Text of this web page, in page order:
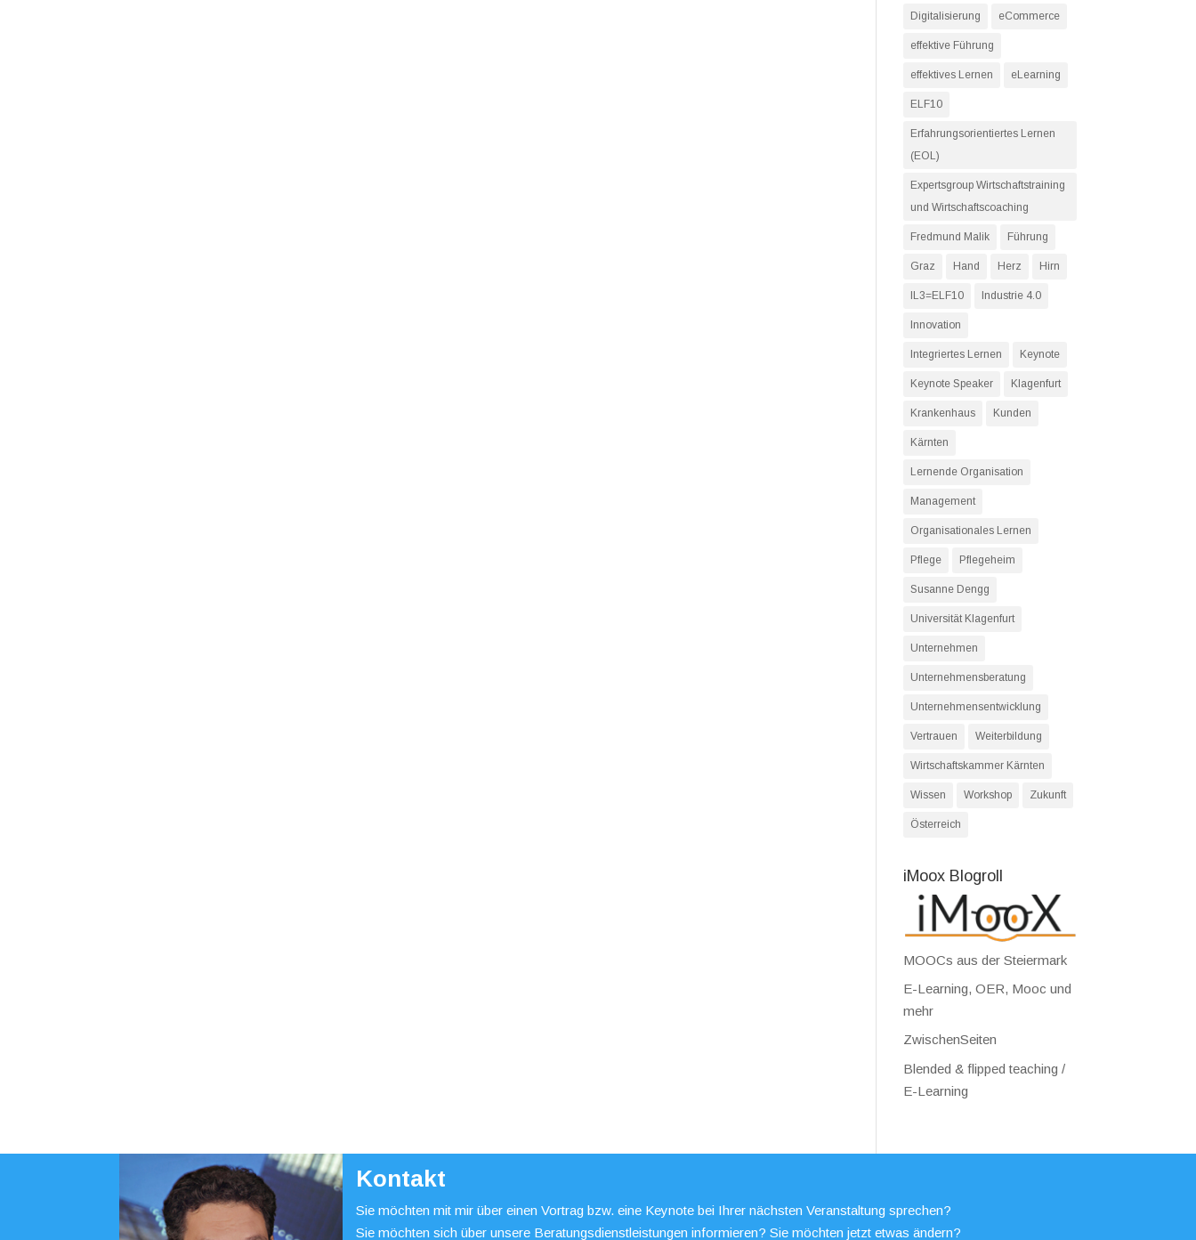
Digitalisierung eCommerce
effektive Führung
effektives Lernen eLearning
ELF10
Erfahrungsorientiertes Lernen
(EOL)
Expertsgroup Wirtschaftstraining
und Wirtschaftscoaching
Fredmund Malik Führung
Graz Hand Herz Hirn
IL3=ELF10 Industrie 4.0
Innovation
Integriertes Lernen Keynote
Keynote Speaker Klagenfurt
Krankenhaus Kunden
Kärnten
Lernende Organisation
Management
Organisationales Lernen
Pflege Pflegeheim
Susanne Dengg
Universität Klagenfurt
Unternehmen
Unternehmensberatung
Unternehmensentwicklung
Vertrauen Weiterbildung
Wirtschaftskammer Kärnten
Wissen Workshop Zukunft
Österreich
iMoox Blogroll
MOOCs aus der Steiermark
E-Learning, OER, Mooc und
mehr
ZwischenSeiten
Blended & flipped teaching /
E-Learning
Kontakt
Sie möchten mit mir über einen Vortrag bzw. eine Keynote bei Ihrer nächsten Veranstaltung sprechen?
Sie möchten sich über unsere Beratungsdienstleistungen informieren? Sie möchten jetzt etwas ändern?